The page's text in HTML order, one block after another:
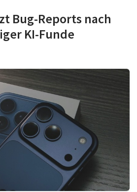
Bug-Reports nach
KI-Funde